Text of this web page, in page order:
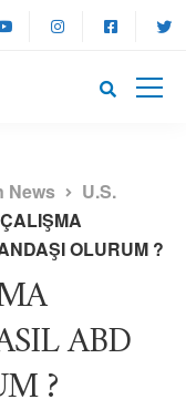
News
U.S.
OLURUM ?
ABD
?